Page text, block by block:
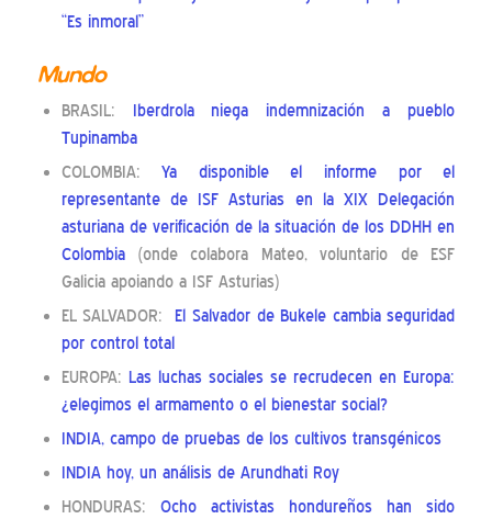
“Es inmoral”
Mundo
BRASIL: Iberdrola niega indemnización a pueblo
Tupinamba
COLOMBIA:Ya disponible el informe por el
representante de ISF Asturias en la XIX Delegación
asturiana de verificación de la situación de los DDHH en
Colombia(onde colabora Mateo, voluntario de ESF
Galicia apoiando a ISF Asturias)
EL SALVADOR: El Salvador de Bukele cambia seguridad
por control total
EUROPA: Las luchas sociales se recrudecen en Europa:
¿elegimos el armamento o el bienestar social?
INDIA, campo de pruebas de los cultivos transgénicos
INDIA hoy, un análisis de Arundhati Roy
HONDURAS: Ocho activistas hondureños han sido